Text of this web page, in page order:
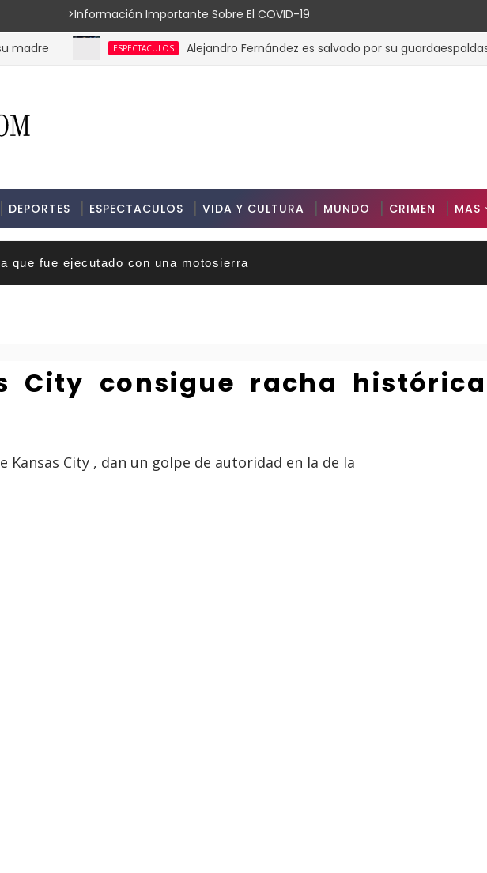
Importante Sobre El COVID-19
ESPECTACULOS Alejandro Fernández es salvado por su guardaespaldas de
DEPORTES ESPECTACULOS VIDA Y CULTURA MUNDO CRIMEN MAS
que fue ejecutado con una motosierra
City consigue racha
Kansas City , dan un golpe de autoridad en la de la